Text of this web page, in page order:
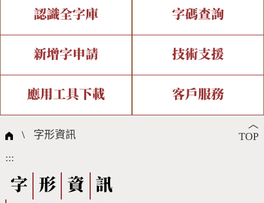
認識全字庫
全字庫介紹 全字庫現況
中文碼介紹 專有名詞介紹
國際字碼相關組織
字碼查詢
IDS查詢 部件查詢
複合查詢 注音查詢
筆畫查詢
筆順序查詢
新增字申請
新字申請處理流程
技術支援
字形即時顯示 造字解決方案
全字庫授權 轉碼Web Service
應用工具下載
個人電腦造字處理工具
字形下載
客戶服務
問題集
熱門查詢統計
︿
TOP
\ 字形資訊
:::
字 形 資
訊